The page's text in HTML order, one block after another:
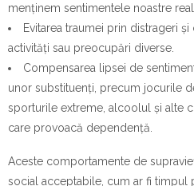
menținem sentimentele noastre
Evitarea traumei prin distrageri
activități sau preocupări diverse.
Compensarea lipsei de
unor substituenți, precum jocurile
sporturile extreme, alcoolul și alte
care provoacă dependență.
Aceste comportamente de
social acceptabile, cum ar fi timpul